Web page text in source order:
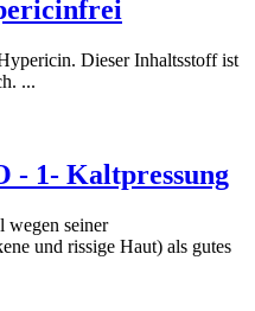
Dieser Inhaltsstoff ist
...
- 1- Kaltpressung
wegen seiner
und rissige Haut) als gutes